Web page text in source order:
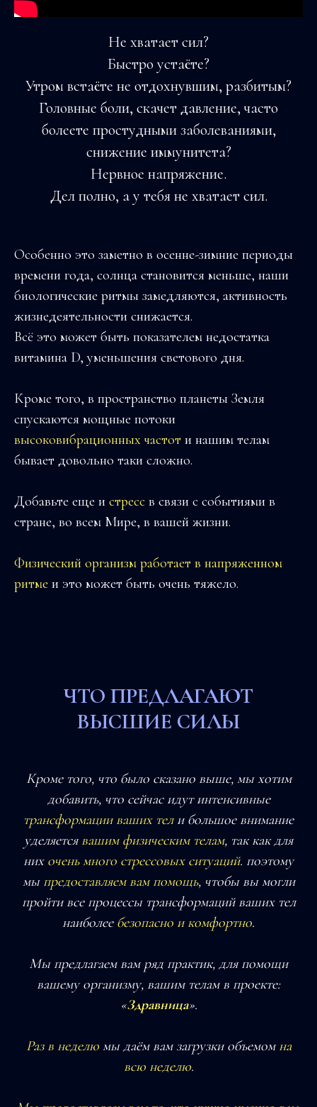
Не хватает сил?
Быстро устаёте?
Утром встаёте не отдохнувшим, разбитым?
Головные боли, скачет давление, часто
болеете простудными заболеваниями,
снижение иммунитета?
Нервное напряжение.
Дел полно, а у тебя не хватает сил.
Особенно это заметно в осенне-зимние периоды
времени года, солнца становится меньше, наши
биологические ритмы замедляются, активность
жизнедеятельности снижается.
Всё это может быть показателем недостатка
витамина D, уменьшения светового дня.
Кроме того, в пространство планеты Земля
спускаются мощные потоки
высоковибрационных частот и нашим телам
бывает довольно таки сложно.
Добавьте еще и стресс в связи с событиями в
стране, во всем Мире, в вашей жизни.
Физический организм работает в напряженном
ритме и это может быть очень тяжело.
ЧТО ПРЕДЛАГАЮТ
ВЫСШИЕ СИЛЫ
Кроме того, что было сказано выше, мы хотим
добавить, что сейчас идут интенсивные
трансформации ваших тели большое внимание
уделяетсявашим физическим телам, так как для
них очень много стрессовых ситуаций. поэтому
мы предоставляем вам помощь, чтобы вы могли
пройти все процессы трансформаций ваших тел
наиболее безопасно и комфортно.
Мы предлагаем вам ряд практик, для помощи
вашему организму, вашим телам в проекте:
«Здравница».
Раз в неделюмы даём вам загрузки объемомна
всю неделю.